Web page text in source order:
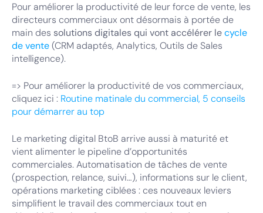
Pour améliorer la productivité de leur force de vente, les
directeurs commerciaux ont désormais à portée de
main des solutions digitales qui vont accélérer lecycle
de vente(CRM adaptés, Analytics, Outils de Sales
intelligence).
=> Pour améliorer la productivité de vos commerciaux,
cliquez ici : Routine matinale du commercial, 5 conseils
pour démarrer au top
Le marketing digital BtoB arrive aussi à maturité et
vient alimenter le pipeline d’opportunités
commerciales. Automatisation de tâches de vente
(prospection, relance, suivi…), informations sur le client,
opérations marketing ciblées : ces nouveaux leviers
simplifient le travail des commerciaux tout en